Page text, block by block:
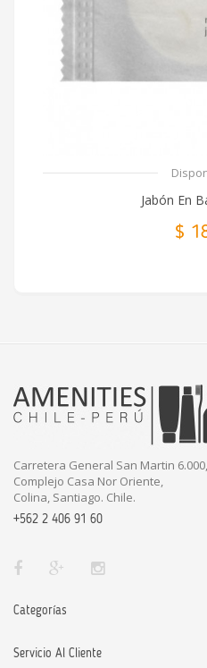
Jabón En
$
Carretera General San Martin
Complejo Casa Nor Oriente,
Colina, Santiago. Chile.
+562 2 406 91 60
Categorías
Servicio Al Cliente